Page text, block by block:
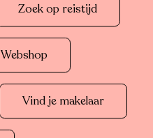
Zoek op reistijd
Webshop
Vind je makelaar